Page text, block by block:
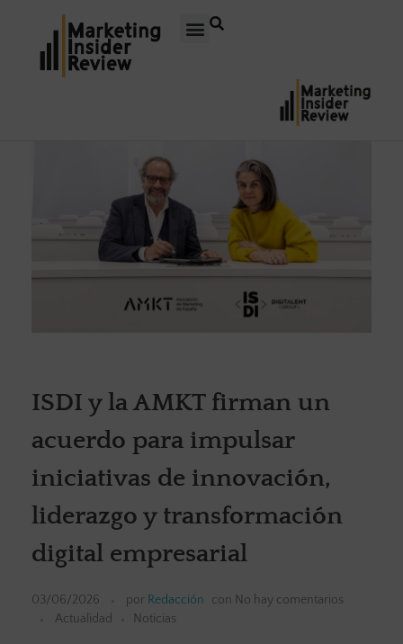
ISDI y la AMKT firman un
acuerdo para impulsar
iniciativas de innovación,
liderazgo y transformación
digital empresarial
03/06/2026 por Redacción con No hay comentarios
Actualidad
Noticias